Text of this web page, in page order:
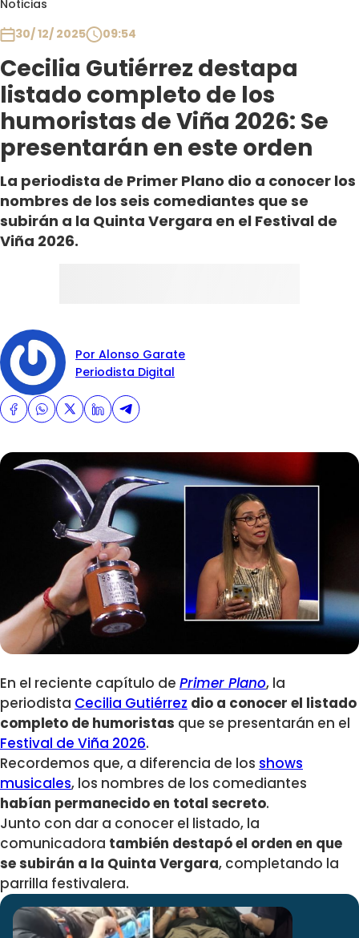
Noticias
30/ 12/ 2025
09:54
Cecilia Gutiérrez destapa
listado completo de los
humoristas de Viña 2026: Se
presentarán en este orden
La periodista de Primer Plano dio a conocer los
nombres de los seis comediantes que se
subirán a la Quinta Vergara en el Festival de
Viña 2026.
Por Alonso Garate
Periodista Digital
En el reciente capítulo de Primer Plano, la
periodista Cecilia Gutiérrez dio a conocer el listado
completo de humoristas que se presentarán en el
Festival de Viña 2026.
Recordemos que, a diferencia de los shows
musicales, los nombres de los comediantes
habían permanecido en total secreto.
Junto con dar a conocer el listado, la
comunicadora también destapó el orden en que
se subirán a la Quinta Vergara, completando la
parrilla festivalera.
Club De La Comedia
Contigo en Directo
Plan Perfecto
El Tiempo
Sabingo
Todos Los Programas